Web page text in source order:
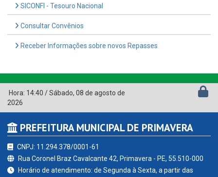
SICONFI - Tesouro Nacional
Consultar Convênios
Receber Informações sobre novos Repasses
Hora: 14:40 /Sábado, 08 de agosto de
2026
PREFEITURA MUNICIPAL DE PRIMAVERA
CNPJ: 11.294.378/0001-61
Rua Coronel Braz Cavalcante 42, Primavera - PE, 55.510-000
Horário de atendimento: de Segunda à Sexta, a partir das